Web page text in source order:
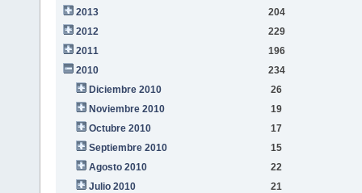
2013
204
2012
229
2011
196
2010
234
Diciembre 2010
26
Noviembre 2010
19
Octubre 2010
17
Septiembre 2010
15
Agosto 2010
22
Julio 2010
21